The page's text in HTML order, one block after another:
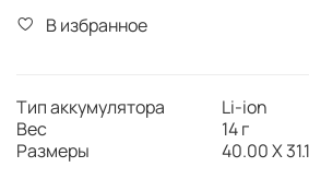
В избранное
Тип аккумулятора
Li-ion
Вес
14 г
Размеры
40.00 X